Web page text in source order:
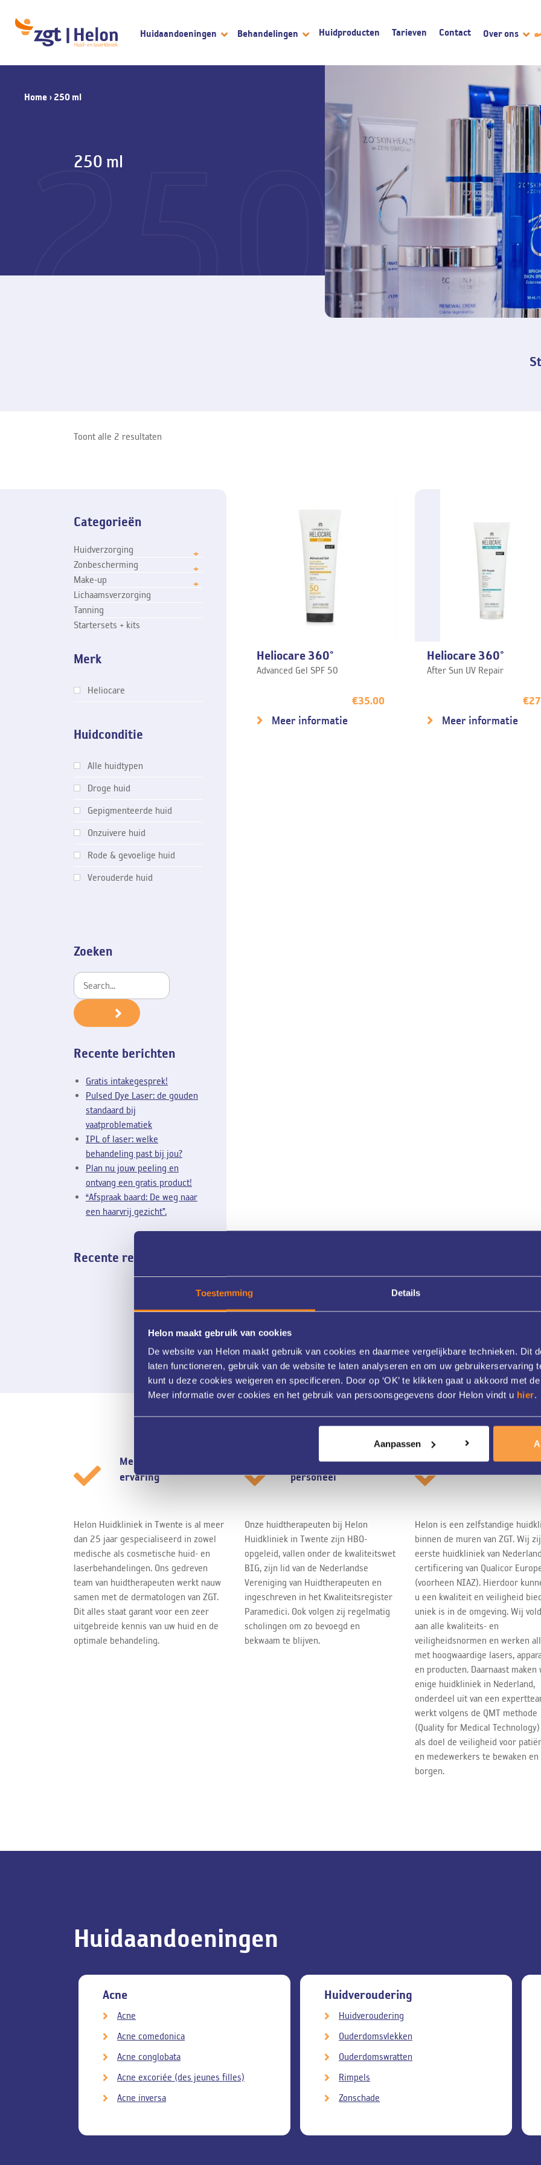
Toestemming Details
Helon maakt gebruik van cookies
De website van Helon maakt gebruik van cookies en daarmee vergelijkbare technieken. Dit
laten functioneren, gebruik van de website te laten analyseren en om uw gebruikerservaring
kunt u deze cookies weigeren en specificeren. Door op ‘OK’ te klikken gaat u akkoord met
Meer informatie over cookies en het gebruik van persoonsgegevens door Helon vindt u hier.
Aanpassen
Huidaandoeningen Behandelingen Huidproducten Tarieven Contact Over ons
Home › 250 ml
250
250 ml
Toont alle 2 resultaten
Categorieën
Huidverzorging
Zonbescherming
Make-up
Lichaamsverzorging
Tanning
Startersets + kits
Merk
Heliocare
Huidconditie
Alle huidtypen
Droge huid
Gepigmenteerde huid
Onzuivere huid
Rode & gevoelige huid
Verouderde huid
Zoeken
Recente berichten
Gratis intakegesprek!
Pulsed Dye Laser: de gouden
standaard bij
vaatproblematiek
IPL of laser: welke
behandeling past bij jou?
Plan nu jouw peeling en
ontvang een gratis product!
“Afspraak baard: De weg naar
een haarvrij gezicht”.
Recente reacties
Heliocare 360°
Advanced Gel SPF 50
€35.00
Meer informatie
Heliocare 360°
After Sun UV Repair
€
Meer informatie
Meer dan 25 jaar
ervaring
Helon Huidkliniek in Twente is al meer
dan 25 jaar gespecialiseerd in zowel
medische als cosmetische huid- en
laserbehandelingen. Ons gedreven
team van huidtherapeuten werkt nauw
samen met de dermatologen van ZGT.
Dit alles staat garant voor een zeer
uitgebreide kennis van uw huid en de
optimale behandeling.
Gekwalificeerd
personeel
Onze huidtherapeuten bij Helon
Huidkliniek in Twente zijn HBO-
opgeleid, vallen onder de kwaliteitswet
BIG, zijn lid van de Nederlandse
Vereniging van Huidtherapeuten en
ingeschreven in het Kwaliteitsregister
Paramedici. Ook volgen zij regelmatig
scholingen om zo bevoegd en
bekwaam te blijven.
Veiligheid boven
Helon is een zelfstandige
binnen de muren van ZGT. Wij
eerste huidkliniek van
certificering van Qualicor
(voorheen NIAZ). Hierdoor
u een kwaliteit en veiligheid
uniek is in de omgeving. Wij
aan alle kwaliteits- en
veiligheidsnormen en werken
met hoogwaardige lasers,
en producten. Daarnaast maken
enige huidkliniek in Nederland,
onderdeel uit van een
werkt volgens de QMT methode
(Quality for Medical
als doel de veiligheid voor
en medewerkers te bewaken en
borgen.
Huidaandoeningen
Acne
Acne
Acne comedonica
Acne conglobata
Acne excoriée (des jeunes filles)
Acne inversa
Huidveroudering
Huidveroudering
Ouderdomsvlekken
Ouderdomswratten
Rimpels
Zonschade